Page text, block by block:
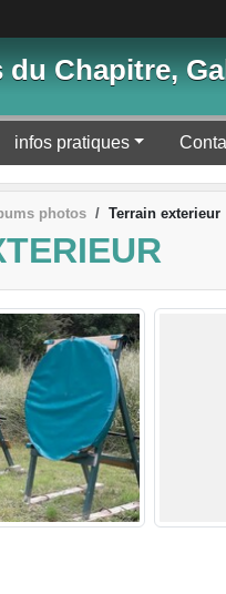
du Chapitre,
infos pratiques
photos Terrain exterieur